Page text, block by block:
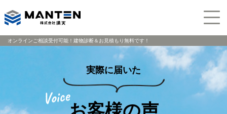
オンラインご相談受付可能！建物診断＆お見積もり無料です！
実際に届いた
お客様の声